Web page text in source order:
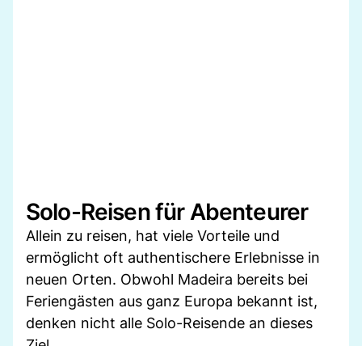
Solo-Reisen für Abenteurer
Allein zu reisen, hat viele Vorteile und
ermöglicht oft authentischere Erlebnisse in
neuen Orten. Obwohl Madeira bereits bei
Feriengästen aus ganz Europa bekannt ist,
denken nicht alle Solo-Reisende an dieses